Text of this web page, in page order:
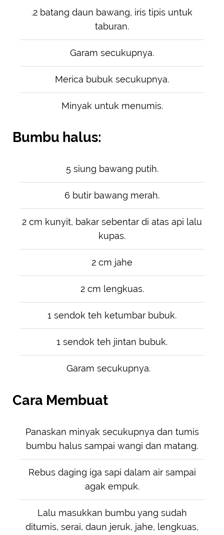
.2 batang daun bawang, iris tipis untuk
taburan.
Garam secukupnya.
Merica bubuk secukupnya.
Minyak untuk menumis.
Bumbu halus:
5 siung bawang putih.
6 butir bawang merah.
2 cm kunyit, bakar sebentar di atas api lalu
kupas.
2 cm jahe
2 cm lengkuas.
1 sendok teh ketumbar bubuk.
1 sendok teh jintan bubuk.
Garam secukupnya.
Cara Membuat
Panaskan minyak secukupnya dan tumis
bumbu halus sampai wangi dan matang.
Rebus daging iga sapi dalam air sampai
agak empuk.
Lalu masukkan bumbu yang sudah
ditumis, serai, daun jeruk, jahe, lengkuas,